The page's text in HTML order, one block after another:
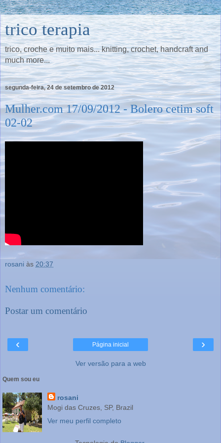
trico terapia
trico, croche e muito mais... knitting, crochet, handcraft and
much more...
segunda-feira, 24 de setembro de 2012
Mulher.com 17/09/2012 - Bolero cetim soft
02-02
rosani às 20:37
Nenhum comentário:
Postar um comentário
‹ ›
Página inicial
Ver versão para a web
Quem sou eu
rosani
Mogi das Cruzes, SP, Brazil
Ver meu perfil completo